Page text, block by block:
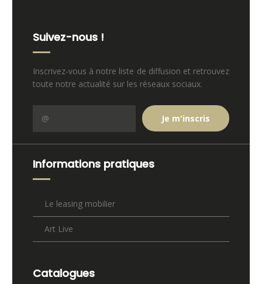
Suivez-nous !
Inscrivez-vous à notre liste de diffusion et retrouvez
toute notre actualité sur les réseaux sociaux.
Informations pratiques
Le leasing mobilier
Art Live
Catalogues